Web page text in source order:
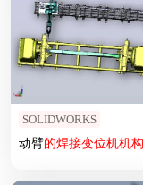
SOLIDWORKS
动臂的焊接变位机机构